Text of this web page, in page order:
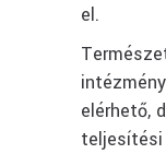
el.
elérhető,
teljesítési